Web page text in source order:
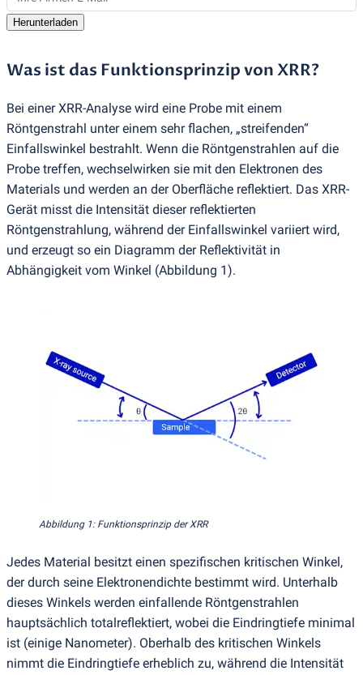
Herunterladen
Was ist das Funktionsprinzip von XRR?
Bei einer XRR-Analyse wird eine Probe mit einem
Röntgenstrahl unter einem sehr flachen, „streifenden“
Einfallswinkel bestrahlt. Wenn die Röntgenstrahlen auf die
Probe treffen, wechselwirken sie mit den Elektronen des
Materials und werden an der Oberfläche reflektiert. Das XRR-
Gerät misst die Intensität dieser reflektierten
Röntgenstrahlung, während der Einfallswinkel variiert wird,
und erzeugt so ein Diagramm der Reflektivität in
Abhängigkeit vom Winkel (Abbildung 1).
Abbildung 1: Funktionsprinzip der XRR
Jedes Material besitzt einen spezifischen kritischen Winkel,
der durch seine Elektronendichte bestimmt wird. Unterhalb
dieses Winkels werden einfallende Röntgenstrahlen
hauptsächlich totalreflektiert, wobei die Eindringtiefe minimal
ist (einige Nanometer). Oberhalb des kritischen Winkels
nimmt die Eindringtiefe erheblich zu, während die Intensität